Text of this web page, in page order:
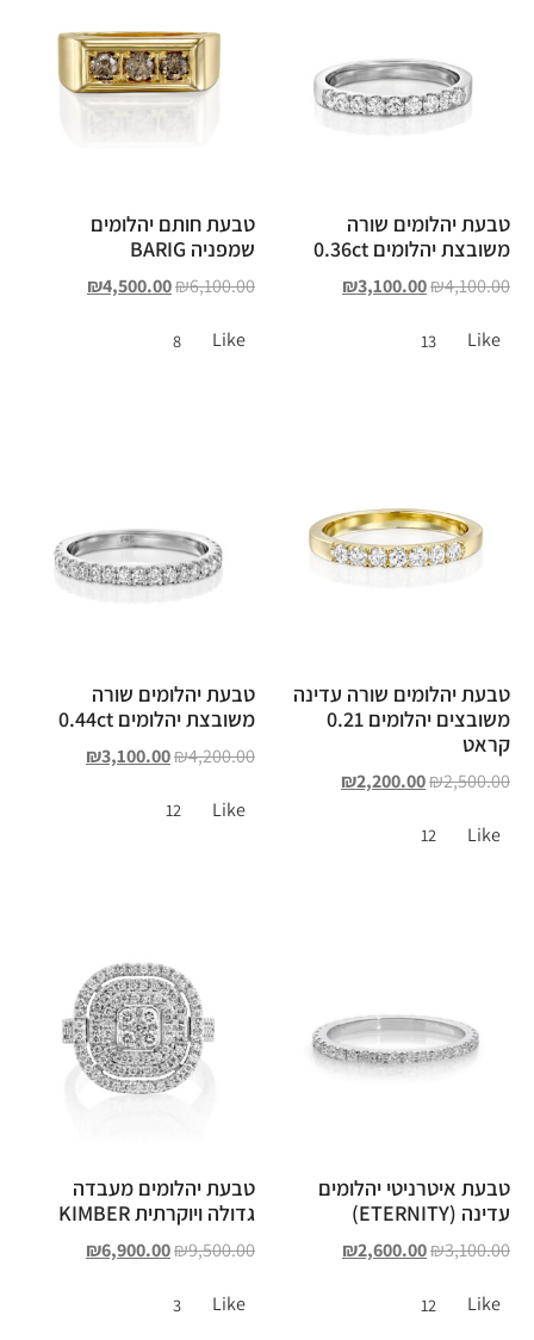
טבעת יהלומים שורה
משובצת יהלומים 0.36ct
₪4,100.00
₪3,100.00
Like
13
טבעת חותם יהלומים
שמפניה BARIG
₪6,100.00
₪4,500.00
Like
8
טבעת יהלומים שורה עדינה
משובצים יהלומים 0.21
קראט
₪2,500.00
₪2,200.00
Like
12
טבעת יהלומים שורה
משובצת יהלומים 0.44ct
₪4,200.00
₪3,100.00
Like
12
טבעת איטרניטי יהלומים
עדינה (ETERNITY)
₪3,100.00
₪2,600.00
Like
12
טבעת יהלומים מעבדה
גדולה ויוקרתית KIMBER
₪9,500.00
₪6,900.00
Like
3